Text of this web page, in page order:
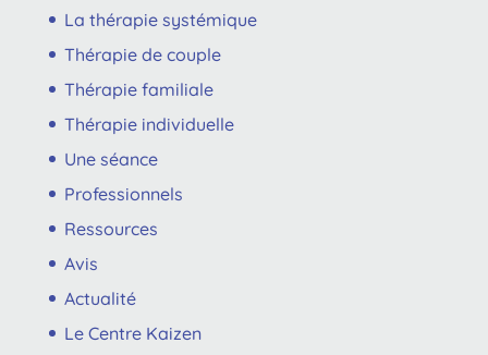
La thérapie systémique
Thérapie de couple
Thérapie familiale
Thérapie individuelle
Une séance
Professionnels
Ressources
Avis
Actualité
Le Centre Kaizen